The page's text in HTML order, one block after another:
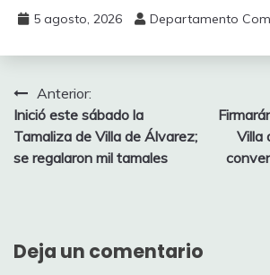
5 agosto, 2026 Departamento
Navegación
de
entradas
Anterior:
Inició este sábado la
Tamaliza de Villa de Álvarez;
se regalaron mil tamales
Villa
Deja un comentario